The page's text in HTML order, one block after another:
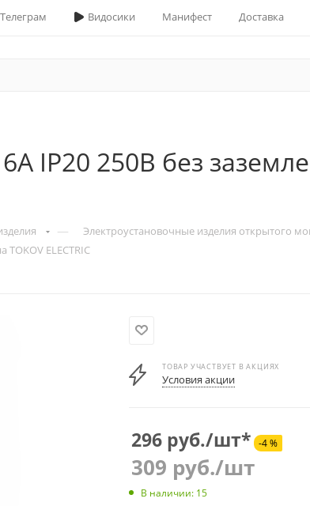
Телеграм Видосики Манифест Доставка
IP20 250В без
— Электроустановочные изделия открытого
ELECTRIC
ТОВАР УЧАСТВУЕТ В АКЦИЯХ
Условия акции
296 руб./шт* -4 %
309 руб./шт
В наличии: 15